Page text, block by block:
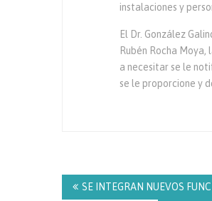
instalaciones y
El Dr. González
Rubén Rocha
a necesitar se le
se le proporcione y
de SE INTEGRAN NUEVOS